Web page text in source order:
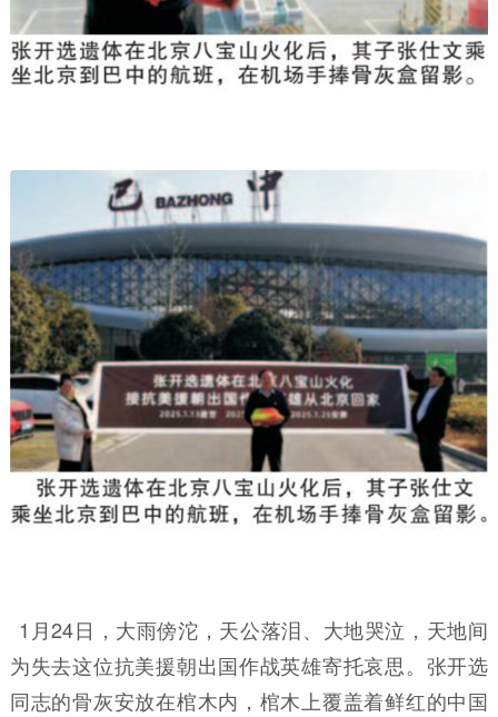
1月24日，大雨傍沱，天公落泪、大地哭泣，天地间
为失去这位抗美援朝出国作战英雄寄托哀思。张开选
同志的骨灰安放在棺木内，棺木上覆盖着鲜红的中国